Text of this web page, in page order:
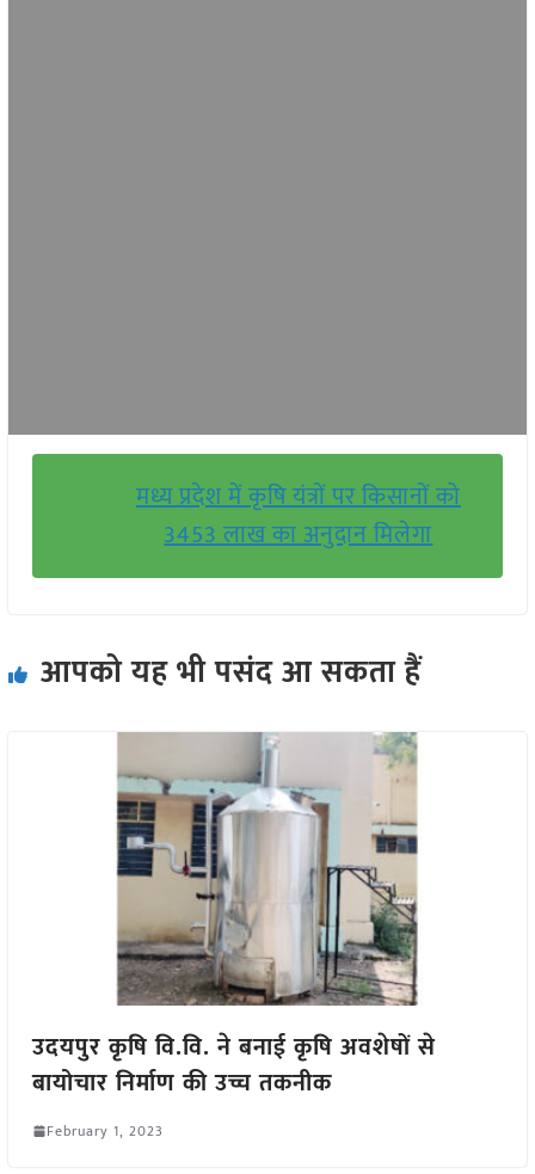
मध्य प्रदेश में कृषि यंत्रों पर किसानों को
3453 लाख का अनुदान मिलेगा
आपको यह भी पसंद आ सकता हैं
उदयपुर कृषि वि.वि. ने बनाई कृषि अवशेषों से
बायोचार निर्माण की उच्च तकनीक
February 1, 2023